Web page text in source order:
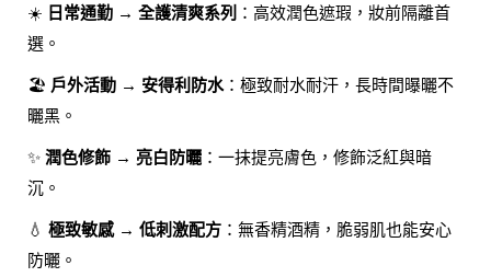
☀️ 日常通勤 → 全護清爽系列
：高效潤色遮瑕，妝前隔離首
選。
🏖️ 戶外活動 → 安得利防水：極致耐水耐汗，長時間曝曬不
曬黑。
✨ 潤色修飾 → 亮白防曬 ：一抹提亮膚色，修飾泛紅與暗
沉。
💧 極致敏感→ 低刺激配方 ：無香精酒精，脆弱肌也能安心
防曬。